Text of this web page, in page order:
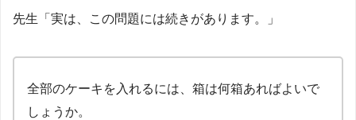
先生「実は、この問題には続きがあります。」
全部のケーキを入れるには、箱は何箱あればよいで
しょうか。